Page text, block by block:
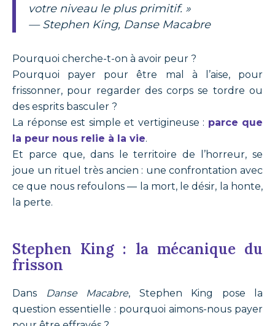
votre niveau le plus primitif. »
—Stephen King, Danse Macabre
Pourquoi cherche-t-on à avoir peur ?
Pourquoi payer pour être mal à l’aise, pour
frissonner, pour regarder des corps se tordre ou
des esprits basculer ?
La réponse est simple et vertigineuse : parce que
la peur nous relie à la vie.
Et parce que, dans le territoire de l’horreur, se
joue un rituel très ancien : une confrontation avec
ce que nous refoulons — la mort, le désir, la honte,
la perte.
Stephen King : la mécanique du
frisson
Dans Danse Macabre, Stephen King pose la
question essentielle : pourquoi aimons-nous payer